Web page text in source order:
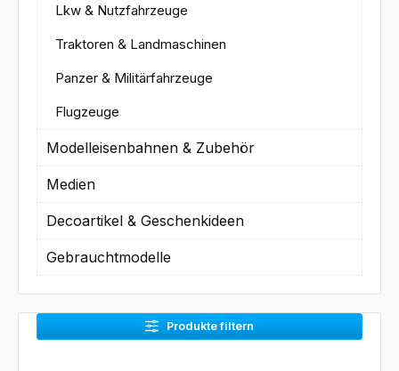
Lkw & Nutzfahrzeuge
Traktoren & Landmaschinen
Panzer & Militärfahrzeuge
Flugzeuge
Modelleisenbahnen & Zubehör
Medien
Decoartikel & Geschenkideen
Gebrauchtmodelle
Produkte filtern